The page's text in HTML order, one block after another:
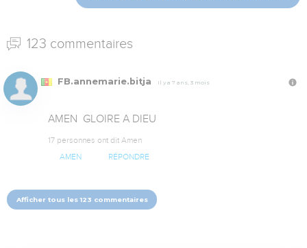
123 commentaires
FB.annemarie.bitja Il y a 7 ans, 3 mois
AMEN  GLOIRE A DIEU
17 personnes ont dit Amen
AMEN RÉPONDRE
Afficher tous les 123 commentaires